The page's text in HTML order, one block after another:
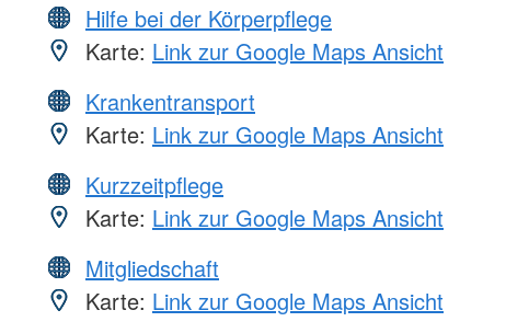
Hilfe bei der Körperpflege
Karte: Link zur Google Maps Ansicht
Krankentransport
Karte: Link zur Google Maps Ansicht
Kurzzeitpflege
Karte: Link zur Google Maps Ansicht
Mitgliedschaft
Karte: Link zur Google Maps Ansicht